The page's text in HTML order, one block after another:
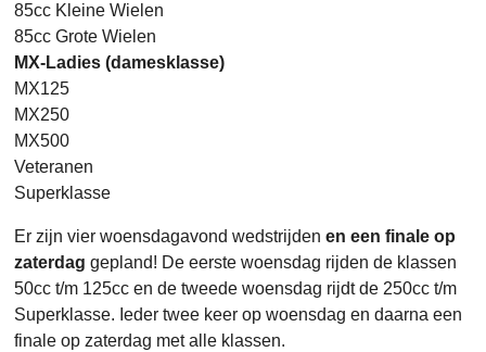
85cc Kleine Wielen
85cc Grote Wielen
MX-Ladies (damesklasse)
MX125
MX250
MX500
Veteranen
Superklasse
Er zijn vier woensdagavond wedstrijden en een finale op
zaterdag gepland! De eerste woensdag rijden de klassen
50cc t/m 125cc en de tweede woensdag rijdt de 250cc t/m
Superklasse. Ieder twee keer op woensdag en daarna een
finale op zaterdag met alle klassen.